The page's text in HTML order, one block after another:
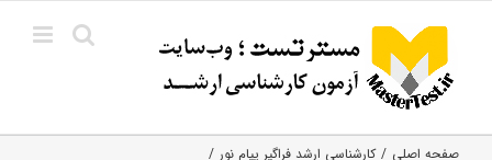
content
صفحه اصلی
کارشناسی ارشد فراگیر پیام نور